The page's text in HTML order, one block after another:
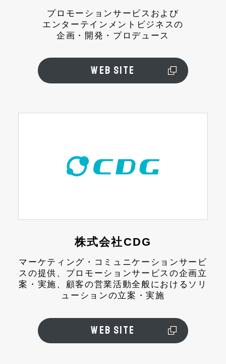
プロモーションサービスおよび
エンターテインメントビジネスの
企画・開発・プロデュース
WEB SITE
株式会社CDG
マーケティング・コミュニケーションサービ
スの提供、プロモーションサービスの企画立
案・実施、顧客の営業活動全般におけるソリ
ューションの立案・実施
WEB SITE